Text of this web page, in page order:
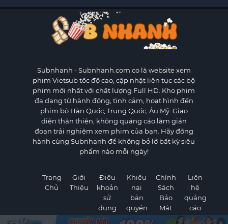
Subnhanh - Subnhanh.com.co là website xem
phim Vietsub tốc độ cao, cập nhật liên tục các bộ
phim mới nhất với chất lượng Full HD. Kho phim
đa dạng từ hành động, tình cảm, hoạt hình đến
phim bộ Hàn Quốc, Trung Quốc, Âu Mỹ. Giao
diện thân thiện, không quảng cáo làm gián
đoạn trải nghiệm xem phim của bạn. Hãy đồng
hành cùng Subnhanh để không bỏ lỡ bất kỳ siêu
phẩm nào mỗi ngày!
Trang
Chủ
Giới
Thiệu
Điều
khoản
sử
dụng
Khiếu
nại
bản
quyền
Chính
Sách
Bảo
Mật
Liên
hệ
quảng
cáo